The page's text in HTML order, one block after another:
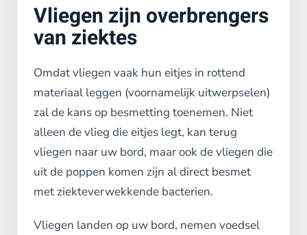
Vliegen zijn overbrengers
van ziektes
Omdat vliegen vaak hun eitjes in rottend
materiaal leggen (voornamelijk uitwerpselen)
zal de kans op besmetting toenemen. Niet
alleen de vlieg die eitjes legt, kan terug
vliegen naar uw bord, maar ook de vliegen die
uit de poppen komen zijn al direct besmet
met ziekteverwekkende bacterien.
Vliegen landen op uw bord, nemen voedsel